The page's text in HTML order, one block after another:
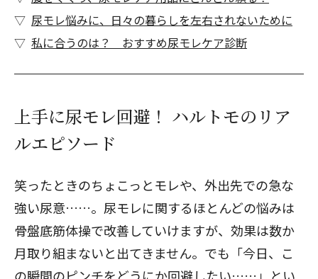
尿モレ悩みに、日々の暮らしを左右されないために
私に合うのは？ おすすめ尿モレケア診断
上手に尿モレ回避！ ハルトモのリア
ルエピソード
笑ったときのちょこっとモレや、 外出先での急な
強い尿意……。尿モレに関するほとんどの悩みは
骨盤底筋体操で改善していけますが、効果は数か
月取り組まないと出てきません。でも「今日、こ